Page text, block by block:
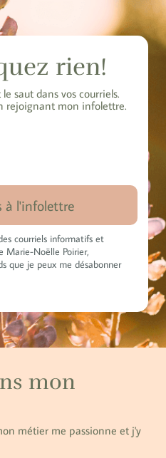
rien!
saut dans vos courriels.
rejoignant mon infolettre.
à l'infolettre
courriels informatifs et
Marie-Noëlle Poirier,
que je peux me désabonner
mon
métier me passionne et j'y